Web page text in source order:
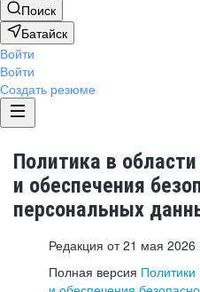
Поиск
Батайск
Войти
Войти
Создать резюме
Политика в
и обеспечения
персональных
Редакция от 21 мая 2026
Полная версия Политики